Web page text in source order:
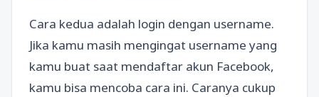
Cara kedua adalah login dengan username.
Jika kamu masih mengingat username yang
kamu buat saat mendaftar akun Facebook,
kamu bisa mencoba cara ini. Caranya cukup